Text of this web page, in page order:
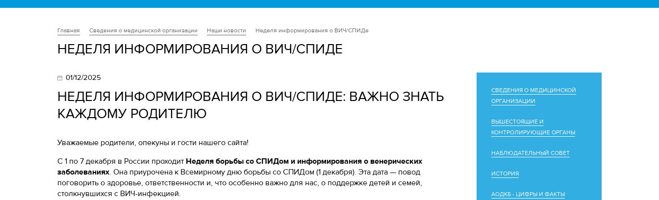
Главная Сведения о медицинской организации Наши новости Неделя информирования о ВИЧ/СПИДе
НЕДЕЛЯ ИНФОРМИРОВАНИЯ О ВИЧ/СПИДЕ
01/12/2025
НЕДЕЛЯ ИНФОРМИРОВАНИЯ О ВИЧ/СПИДЕ: ВАЖНО ЗНАТЬ
КАЖДОМУ РОДИТЕЛЮ
Уважаемые родители, опекуны и гости нашего сайта!
С 1 по 7 декабря в России проходит Неделя борьбы со СПИДом и информирования о венерических
заболеваниях. Она приурочена к Всемирному дню борьбы со СПИДом (1 декабря). Эта дата — повод
поговорить о здоровье, ответственности и, что особенно важно для нас, о поддержке детей и семей,
столкнувшихся с ВИЧ-инфекцией.
СВЕДЕНИЯ О МЕДИЦИНСКОЙ
ОРГАНИЗАЦИИ
ВЫШЕСТОЯЩИЕ И
КОНТРОЛИРУЮЩИЕ ОРГАНЫ
НАБЛЮДАТЕЛЬНЫЙ СОВЕТ
ИСТОРИЯ
АОДКБ - ЦИФРЫ И ФАКТЫ